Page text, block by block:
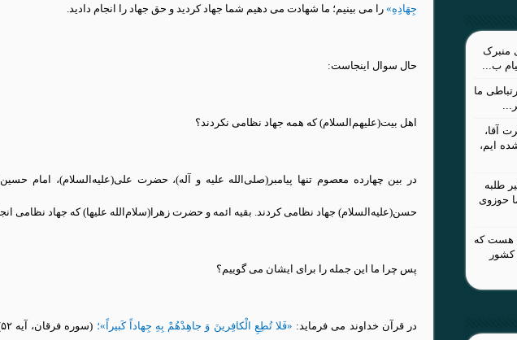
جِهَادِهِ» را می بینیم؛ ما شهادت می دهیم شما جهاد کردید و حق جهاد را انجام دادید.
حال سوال اینجاست:
اهل بیت(علیهم‌السلام) که همه جهاد نظامی نکردند؟
در بین چهارده معصوم تنها پیامبر(صلی‌الله علیه و آله)، حضرت علی(علیه‌السلام)، امام
حسن(علیه‌السلام) جهاد نظامی کردند. بقیه ائمه و حضرت زهرا(سلام‌الله علیها) که جهاد نظامی
پس چرا ما این جمله را برای ایشان می گوییم؟
در قرآن خداوند می فرماید: «فَلا تُطِعِ الْکافِرینَ وَ جاهِدْهُمْ بِهِ جِهاداً کَبیراً»؛
منبرک
ب...
ما
آقا،
ایم،
طلبه
حوزوی
هست که
کشور